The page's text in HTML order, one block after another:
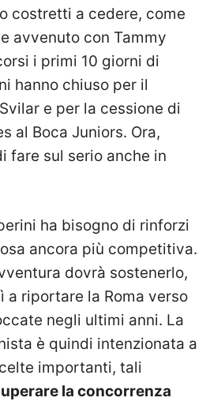
costretti a cedere, come
avvenuto con Tammy
i primi 10 giorni di
hanno chiuso per il
e per la cessione di
al Boca Juniors. Ora,
fare sul serio anche in
ha bisogno di rinforzi
ancora più competitiva.
dovrà sostenerlo,
a riportare la Roma verso
negli ultimi anni. La
è quindi intenzionata a
importanti, tali
la concorrenza